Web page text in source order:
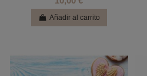
Añadir al carrito